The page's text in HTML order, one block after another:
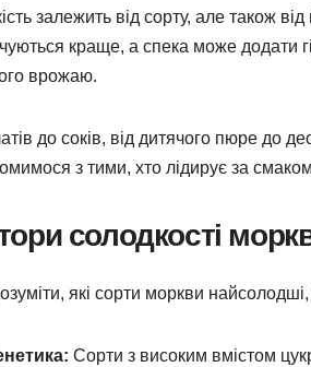
залежить від сорту, але також
краще, а спека може додати
врожаю.
до соків, від дитячого пюре до
з тими, хто лідирує за
солодкості
які сорти моркви
Сорти з високим вмістом